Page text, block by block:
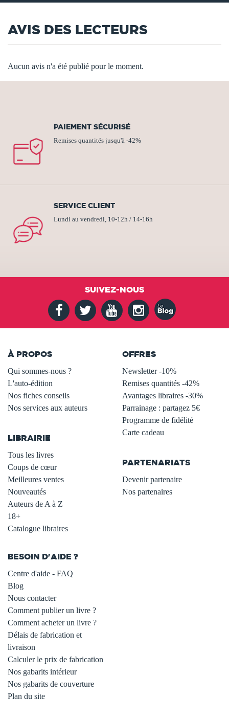
AVIS DES LECTEURS
Aucun avis n'a été publié pour le moment.
PAIEMENT SÉCURISÉ
Remises quantités jusqu'à -42%
SERVICE CLIENT
Lundi au vendredi, 10-12h / 14-16h
SUIVEZ-NOUS
À PROPOS
Qui sommes-nous ?
L'auto-édition
Nos fiches conseils
Nos services aux auteurs
LIBRAIRIE
Tous les livres
Coups de cœur
Meilleures ventes
Nouveautés
Auteurs de A à Z
18+
Catalogue libraires
OFFRES
Newsletter -10%
Remises quantités -42%
Avantages libraires -30%
Parrainage : partagez 5€
Programme de fidélité
Carte cadeau
PARTENARIATS
Devenir partenaire
Nos partenaires
BESOIN D'AIDE ?
Centre d'aide - FAQ
Blog
Nous contacter
Comment publier un livre ?
Comment acheter un livre ?
Délais de fabrication et
livraison
Calculer le prix de fabrication
Nos gabarits intérieur
Nos gabarits de couverture
Plan du site